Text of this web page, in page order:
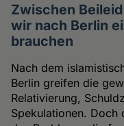
Zwischen
wir nach Berlin
brauchen
Nach dem
Berlin greifen die
Relativierung,
Spekulationen. Doch